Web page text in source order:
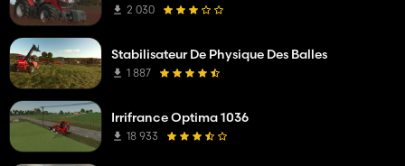
2 030
Stabilisateur De Physique Des Balles
1 887
Irrifrance Optima 1036
18 933